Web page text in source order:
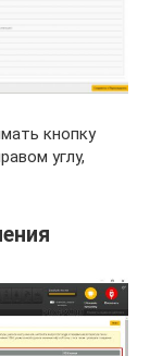
кнопку
углу,